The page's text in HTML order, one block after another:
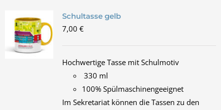
Schultasse gelb
7,00 €
Hochwertige Tasse mit Schulmotiv
330 ml
100% Spülmaschinengeeignet
Im Sekretariat können die Tassen zu den